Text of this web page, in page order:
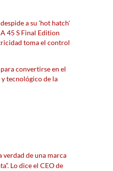
a su 'hot hatch'
45 S Final Edition
toma el control
convertirse en el
y tecnológico de la
verdad de una marca
Lo dice el CEO de